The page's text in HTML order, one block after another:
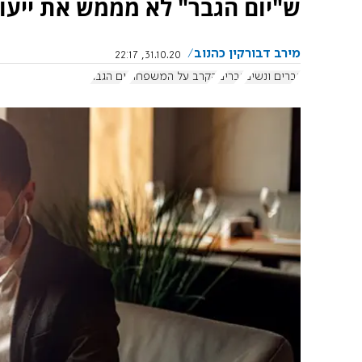
ש"יום הגבר" לא מממש את
מירב דבורקין כהנוב
31.10.20, 22:17
גברים ונשים גברים הקרב על המשפחה יום הגבר